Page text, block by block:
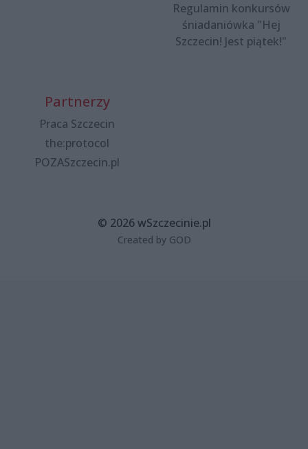
Regulamin konkursów
śniadaniówka "Hej
Szczecin! Jest piątek!"
Partnerzy
Praca Szczecin
the:protocol
POZASzczecin.pl
© 2026 wSzczecinie.pl
Created by GOD